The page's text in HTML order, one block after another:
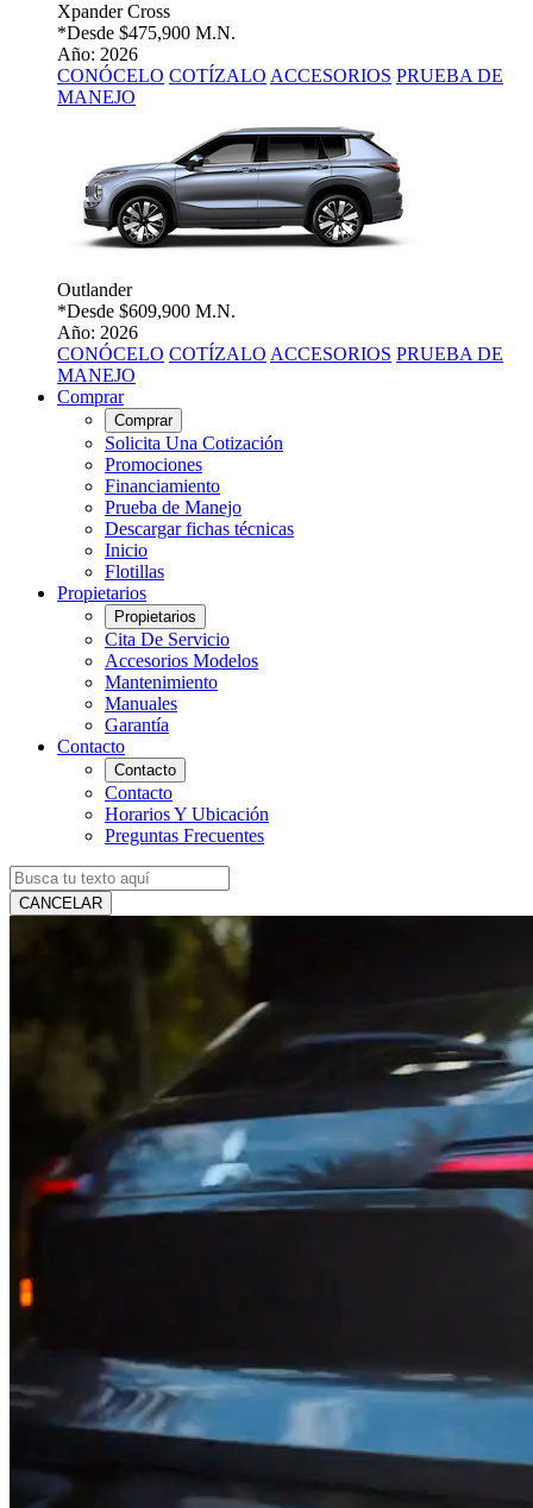
Xpander Cross
*Desde $475,900 M.N.
Año: 2026
CONÓCELO COTÍZALO ACCESORIOS PRUEBA DE
MANEJO
Outlander
*Desde $609,900 M.N.
Año: 2026
CONÓCELO COTÍZALO ACCESORIOS PRUEBA DE
MANEJO
Comprar
Comprar
Solicita Una Cotización
Promociones
Financiamiento
Prueba de Manejo
Descargar fichas técnicas
Inicio
Flotillas
Propietarios
Propietarios
Cita De Servicio
Accesorios Modelos
Mantenimiento
Manuales
Garantía
Contacto
Contacto
Contacto
Horarios Y Ubicación
Preguntas Frecuentes
CANCELAR